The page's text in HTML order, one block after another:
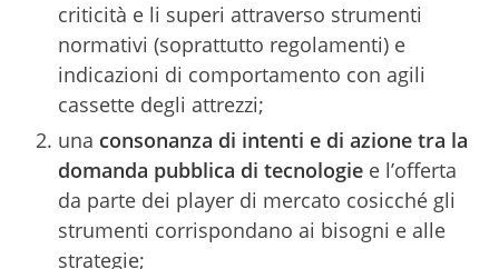
criticità e li superi attraverso strumenti
normativi (soprattutto regolamenti) e
indicazioni di comportamento con agili
cassette degli attrezzi;
una consonanza di intenti e di azione tra la
domanda pubblica di tecnologie e l’offerta
da parte dei player di mercato cosicché gli
strumenti corrispondano ai bisogni e alle
strategie;